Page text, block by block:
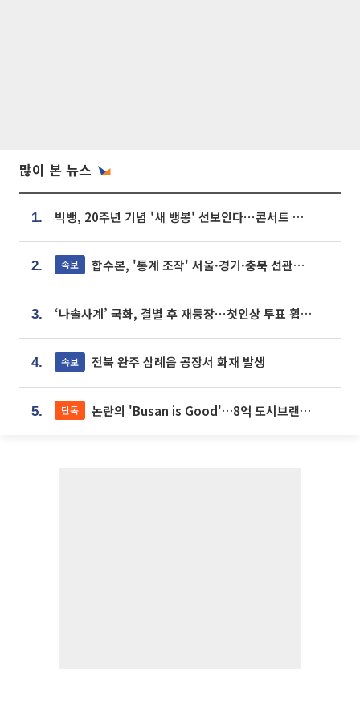
많이 본 뉴스
1. 빅뱅, 20주년 기념 '새 뱅봉' 선보인다⋯콘서트 앞두고 팝업 개최
2. 속보 합수본, '통계 조작' 서울·경기·충북 선관위 등 추가 압수수색
3. ‘나솔사계’ 국화, 결별 후 재등장⋯첫인상 투표 휩쓸고 ‘인기녀’ 등극
4. 속보 전북 완주 삼례읍 공장서 화재 발생
5. 단독 논란의 'Busan is Good'…8억 도시브랜드, 용산 대통령실 CI 업체가 수행